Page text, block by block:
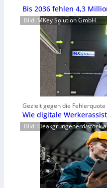
Bis 2036 fehlen 4,3
Bild: MKey Solution GmbH
Gezielt gegen die Fehlerquote
Wie digitale
Bild: ©eakgrungenerd/